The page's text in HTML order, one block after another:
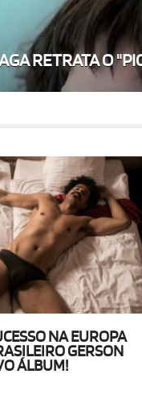
RETRATA O
NA EUROPA
GERSON
ÁLBUM!